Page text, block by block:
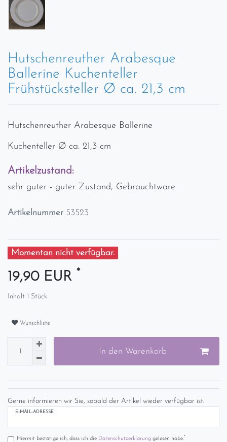
Hutschenreuther Arabesque
Ballerine Kuchenteller
Frühstücksteller Ø ca. 21,3 cm
Hutschenreuther Arabesque Ballerine
Kuchenteller Ø ca. 21,3 cm
Artikelzustand:
sehr guter - guter Zustand, Gebrauchtware
Artikelnummer 53523
Momentan nicht verfügbar.
19,90 EUR *
Inhalt 1 Stück
Wunschliste
In den Warenkorb
Gerne informieren wir Sie, sobald der Artikel wieder verfügbar ist.
E-MAIL-ADRESSE
Hiermit bestätige ich, dass ich die Daten­schutz­erklärunggelesen habe.*